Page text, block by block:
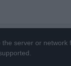
server or network